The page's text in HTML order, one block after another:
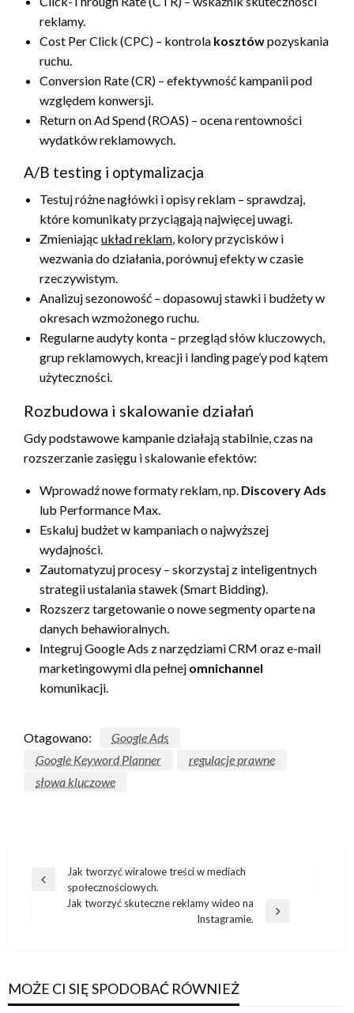
reklamy.
Cost Per Click (CPC) – kontrola kosztówpozyskania
ruchu.
Conversion Rate (CR) – efektywność kampanii pod
względem konwersji.
Return on Ad Spend (ROAS) – ocena rentowności
wydatków reklamowych.
A/B testing i optymalizacja
Testuj różne nagłówki i opisy reklam – sprawdzaj,
które komunikaty przyciągają najwięcej uwagi.
Zmieniając układ reklam, kolory przycisków i
wezwania do działania, porównuj efekty w czasie
rzeczywistym.
Analizuj sezonowość – dopasowuj stawki i budżety w
okresach wzmożonego ruchu.
Regularne audyty konta – przegląd słów kluczowych,
grup reklamowych, kreacji i landing page’y pod kątem
użyteczności.
Rozbudowa i skalowanie działań
Gdy podstawowe kampanie działają stabilnie, czas na
rozszerzanie zasięgu i skalowanie efektów:
Wprowadź nowe formaty reklam, np. Discovery Ads
lub Performance Max.
Eskaluj budżet w kampaniach o najwyższej
wydajności.
Zautomatyzuj procesy – skorzystaj z inteligentnych
strategii ustalania stawek (Smart Bidding).
Rozszerz targetowanie o nowe segmenty oparte na
danych behawioralnych.
Integruj Google Ads z narzędziami CRM oraz e-mail
marketingowymi dla pełnej omnichannel
komunikacji.
Otagowano:
Google Ads
Google Keyword Planner
regulacje prawne
słowa kluczowe
Nawigacja
wpisu
Poprzedni
Jak tworzyć wiralowe treści w mediach
społecznościowych.
Jak tworzyć skuteczne reklamy wideo na
Instagramie.
MOŻE CI SIĘ SPODOBAĆ RÓWNIEŻ